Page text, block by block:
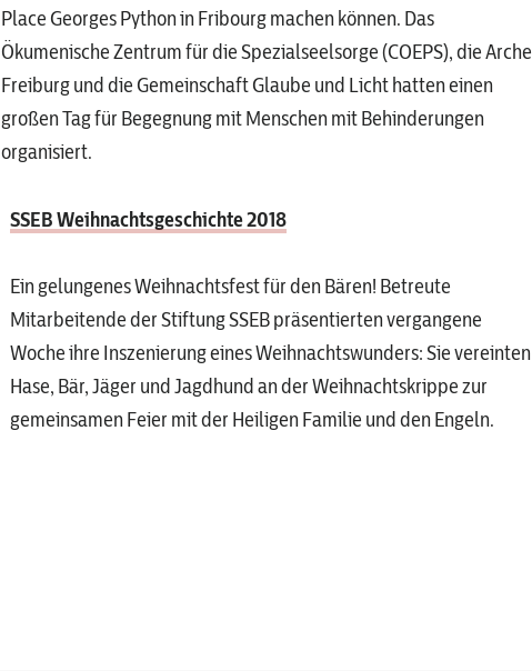
Place Georges Python in Fribourg machen können. Das
Ökumenische Zentrum für die Spezialseelsorge (COEPS), die Arche
Freiburg und die Gemeinschaft Glaube und Licht hatten einen
großen Tag für Begegnung mit Menschen mit Behinderungen
organisiert.
SSEB Weihnachtsgeschichte 2018
Ein gelungenes Weihnachtsfest für den Bären! Betreute
Mitarbeitende der Stiftung SSEB präsentierten vergangene
Woche ihre Inszenierung eines Weihnachtswunders: Sie vereinten
Hase, Bär, Jäger und Jagdhund an der Weihnachtskrippe zur
gemeinsamen Feier mit der Heiligen Familie und den Engeln.